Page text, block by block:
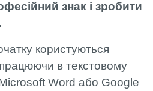
знак і зробити
користуються
в текстовому
Word або Google